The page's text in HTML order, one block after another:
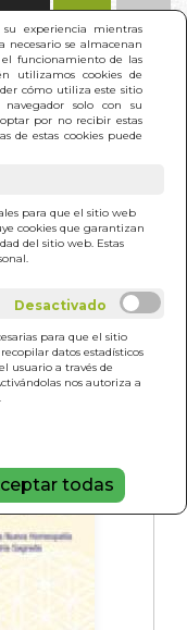
experiencia mientras
necesario se almacenan
funcionamiento de las
utilizamos cookies de
cómo utiliza este sitio
solo con su
por no recibir estas
de estas cookies puede
para que el sitio web
cookies que garantizan
del sitio web. Estas
para que el sitio
datos estadísticos
usuario a través de
nos autoriza a
todas